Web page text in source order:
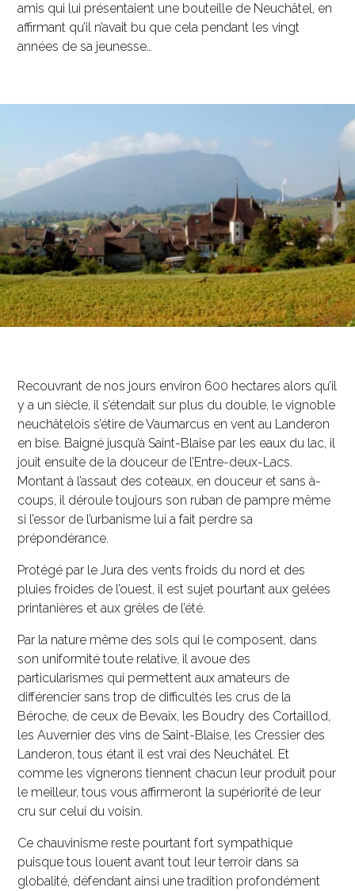
amis qui lui présentaient une bouteille de Neuchâtel, en
affirmant qu’il n’avait bu que cela pendant les vingt
années de sa jeunesse…
Recouvrant de nos jours environ 600 hectares alors qu’il
y a un siècle, il s’étendait sur plus du double, le vignoble
neuchâtelois s’étire de Vaumarcus en vent au Landeron
en bise. Baigné jusqu’à Saint-Blaise par les eaux du lac, il
jouit ensuite de la douceur de l’Entre-deux-Lacs.
Montant à l’assaut des coteaux, en douceur et sans à-
coups, il déroule toujours son ruban de pampre même
si l’essor de l’urbanisme lui a fait perdre sa
prépondérance.
Protégé par le Jura des vents froids du nord et des
pluies froides de l’ouest, il est sujet pourtant aux gelées
printanières et aux grêles de l’été.
Par la nature même des sols qui le composent, dans
son uniformité toute relative, il avoue des
particularismes qui permettent aux amateurs de
différencier sans trop de difficultés les crus de la
Béroche, de ceux de Bevaix, les Boudry des Cortaillod,
les Auvernier des vins de Saint-Blaise, les Cressier des
Landeron, tous étant il est vrai des Neuchâtel. Et
comme les vignerons tiennent chacun leur produit pour
le meilleur, tous vous affirmeront la supériorité de leur
cru sur celui du voisin.
Ce chauvinisme reste pourtant fort sympathique
puisque tous louent avant tout leur terroir dans sa
globalité, défendant ainsi une tradition profondément